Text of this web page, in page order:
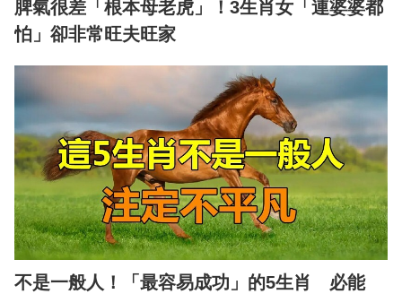
脾氣很差「根本母老虎」！3生肖女「連婆婆都
怕」卻非常旺夫旺家
不是一般人！「最容易成功」的5生肖 必能